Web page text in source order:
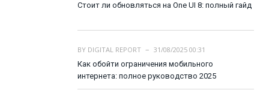
Стоит ли обновляться на One UI 8: полный гайд
BY DIGITAL REPORT
31/08/2025 00:31
Как обойти ограничения мобильного
интернета: полное руководство 2025